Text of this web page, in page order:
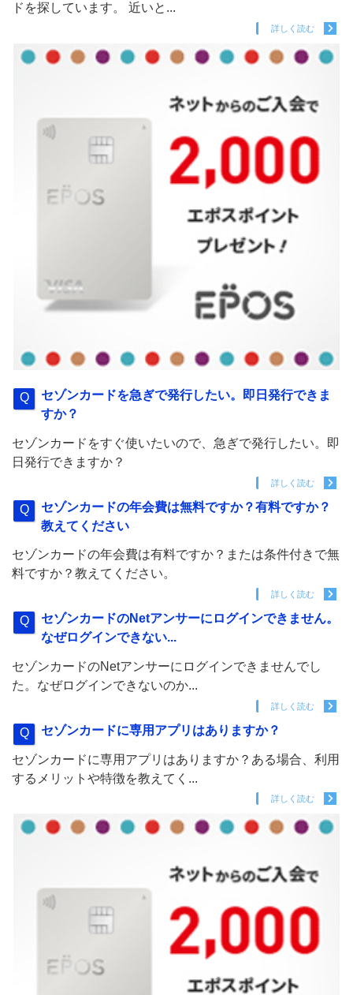
ドを探しています。 近いと...
詳しく読む
セゾンカードを急ぎで発行したい。即日発行できま
すか？
セゾンカードをすぐ使いたいので、急ぎで発行したい。即
日発行できますか？
詳しく読む
セゾンカードの年会費は無料ですか？有料ですか？
教えてください
セゾンカードの年会費は有料ですか？または条件付きで無
料ですか？教えてください。
詳しく読む
セゾンカードのNetアンサーにログインできません。
なぜログインできない...
セゾンカードのNetアンサーにログインできませんでし
た。なぜログインできないのか...
詳しく読む
セゾンカードに専用アプリはありますか？
セゾンカードに専用アプリはありますか？ある場合、利用
するメリットや特徴を教えてく...
詳しく読む